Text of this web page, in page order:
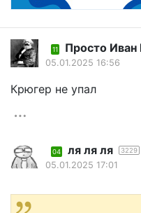
11 Просто Иван
05.01.2025 16:56
Крюгер не упал
04 ля ля ля 3229
05.01.2025 17:01